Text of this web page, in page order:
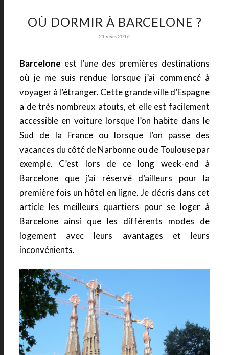
OÙ DORMIR À BARCELONE ?
21 mars 2016
Barcelone est l’une des premières destinations
où je me suis rendue lorsque j’ai commencé à
voyager à l’étranger. Cette grande ville d’Espagne
a de très nombreux atouts, et elle est facilement
accessible en voiture lorsque l’on habite dans le
Sud de la France ou lorsque l’on passe des
vacances du côté de Narbonne ou de Toulouse par
exemple. C’est lors de ce long week-end à
Barcelone que j’ai réservé d’ailleurs pour la
première fois un hôtel en ligne. Je décris dans cet
article les meilleurs quartiers pour se loger à
Barcelone ainsi que les différents modes de
logement avec leurs avantages et leurs
inconvénients.